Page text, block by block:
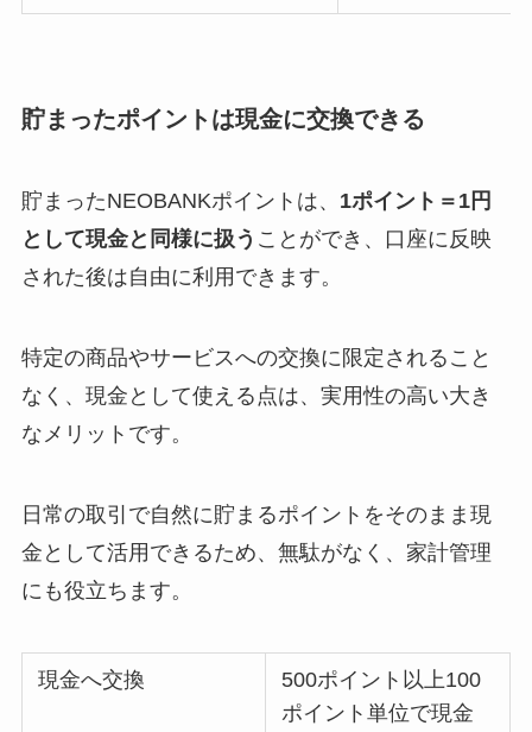
貯まったポイントは現金に交換できる
貯まったNEOBANKポイントは、 1ポイント＝1円
として現金と同様に扱う ことができ、口座に反映
された後は自由に利用できます。
特定の商品やサービスへの交換に限定されること
なく、現金として使える点は、実用性の高い大き
なメリットです。
日常の取引で自然に貯まるポイントをそのまま現
金として活用できるため、無駄がなく、家計管理
にも役立ちます。
現金へ交換
500ポイント以上100
ポイント単位で現金